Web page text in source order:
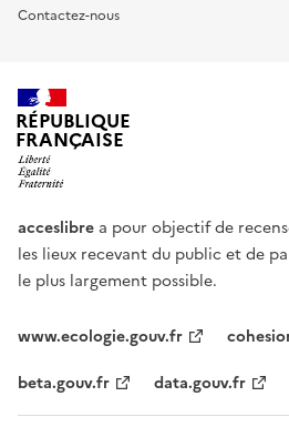
Contactez-nous
RÉPUBLIQUE
FRANÇAISE
acceslibre a pour objectif de
les lieux recevant du public et de
le plus largement possible.
www.ecologie.gouv.fr
beta.gouv.fr
data.gouv.fr